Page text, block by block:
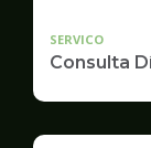
SERVICO
Consulta